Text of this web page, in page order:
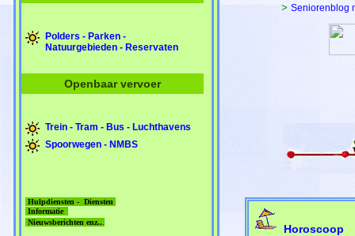
Polders - Parken -
Natuurgebieden - Reservaten
Openbaar vervoer
Trein - Tram - Bus - Luchthavens
Spoorwegen - NMBS
Hulpdiensten - Diensten
Informatie
Nieuwsberichten enz..
> Seniorenblog
Horoscoop